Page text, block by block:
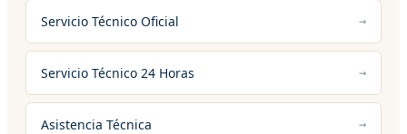
Servicio Técnico Oficial
Servicio Técnico 24 Horas
Asistencia Técnica